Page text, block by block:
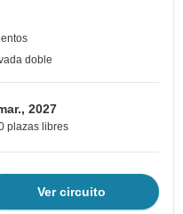
doble
2027
plazas libres
Ver circuito